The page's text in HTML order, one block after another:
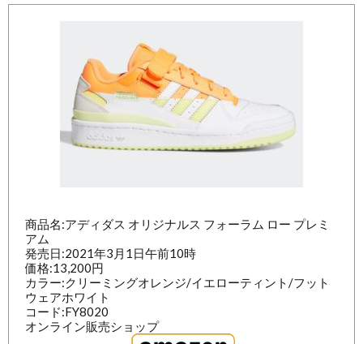
商品名:アディダス オリジナルス フォーラム ロー プレミ
アム
発売日:2021年3月1日午前10時
価格:13,200円
カラー:クリーミングオレンジ/イエローティント/フット
ウェアホワイト
コード:FY8020
オンライン販売ショップ